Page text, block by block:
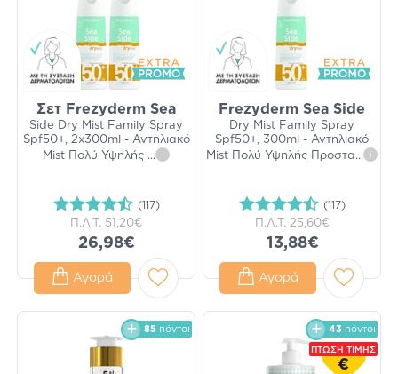
Σετ Frezyderm Sea
Side Dry Mist Family Spray
Spf50+, 2x300ml - Αντηλιακό
Mist Πολύ Υψηλής ... i
(117)
Π.Λ.Τ. 51,20€
26,98€
Αγορά
Frezyderm Sea Side
Dry Mist Family Spray
Spf50+, 300ml - Αντηλιακό
Mist Πολύ Υψηλής Προστα... i
(117)
Π.Λ.Τ. 25,60€
13,88€
Αγορά
85 πόντοι 43 πόντοι
ΠΤΩΣΗ ΤΙΜΗΣ
€